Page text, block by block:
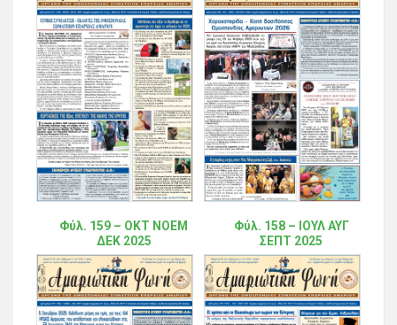
Φύλ. 159 – ΟΚΤ ΝΟΕΜ
ΔΕΚ 2025
Φύλ. 158 – ΙΟΥΛ ΑΥΓ
ΣΕΠΤ 2025